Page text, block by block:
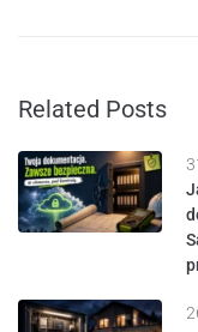
Related Posts